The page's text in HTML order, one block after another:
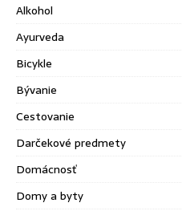
Alkohol
Ayurveda
Bicykle
Bývanie
Cestovanie
Darčekové predmety
Domácnosť
Domy a byty